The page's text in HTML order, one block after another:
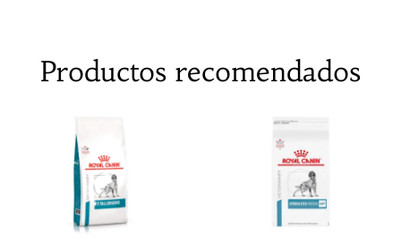
Productos recomendados